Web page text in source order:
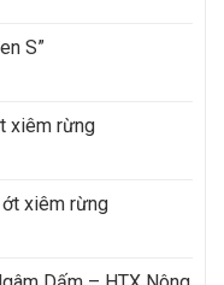
S”
xiêm rừng
xiêm rừng